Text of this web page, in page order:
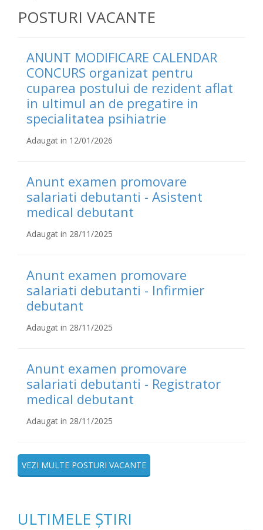
POSTURI VACANTE
ANUNT MODIFICARE CALENDAR
CONCURS organizat pentru
cuparea postului de rezident aflat
in ultimul an de pregatire in
specialitatea psihiatrie
Adaugat in 12/01/2026
Anunt examen promovare
salariati debutanti - Asistent
medical debutant
Adaugat in 28/11/2025
Anunt examen promovare
salariati debutanti - Infirmier
debutant
Adaugat in 28/11/2025
Anunt examen promovare
salariati debutanti - Registrator
medical debutant
Adaugat in 28/11/2025
VEZI MULTE POSTURI VACANTE
ULTIMELE ȘTIRI